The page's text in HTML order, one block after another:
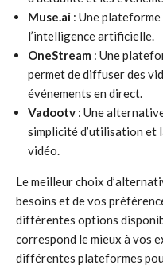
Muse.ai : Une
l’intelligence artificielle.
OneStream : Une
permet de diffuser des
événements en direct.
Vadootv : Une
simplicité d’utilisation et
vidéo.
Le meilleur choix
besoins et de vos
différentes options
correspond le mieux à vos
différentes plateformes